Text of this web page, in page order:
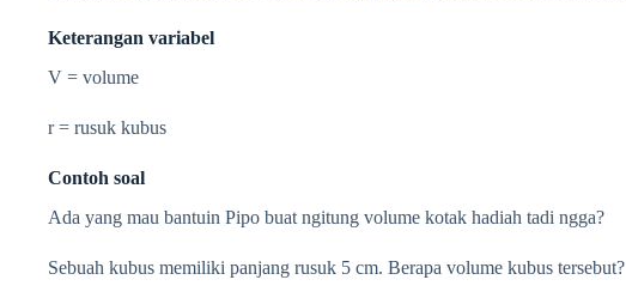
Keterangan variabel
V = volume
r = rusuk kubus
Contoh soal
Ada yang mau bantuin Pipo buat ngitung volume kotak hadiah tadi ngga?
Sebuah kubus memiliki panjang rusuk 5 cm. Berapa volume kubus tersebut?